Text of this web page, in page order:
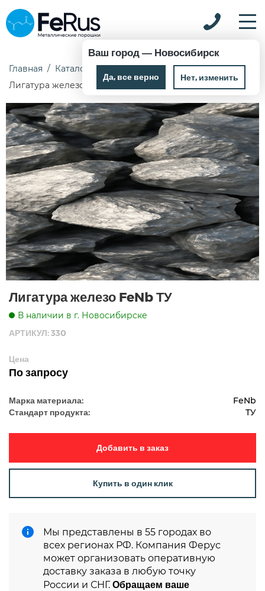
Ваш город — Новосибирск
Да, все верно Нет, изменить
Главная Каталог Лигатура
Лигатура железо
Лигатура железо FeNb ТУ
Лигатура железо FeNb ТУ
В наличии в г. Новосибирске
АРТИКУЛ: 330
Цена
По запросу
Марка материала: FeNb
Стандарт продукта: ТУ
Добавить в заказ
Купить в один клик
Мы представлены в 55 городах во
всех регионах РФ. Компания Ферус
может организовать оперативную
доставку заказа в любую точку
России и СНГ. Обращаем ваше